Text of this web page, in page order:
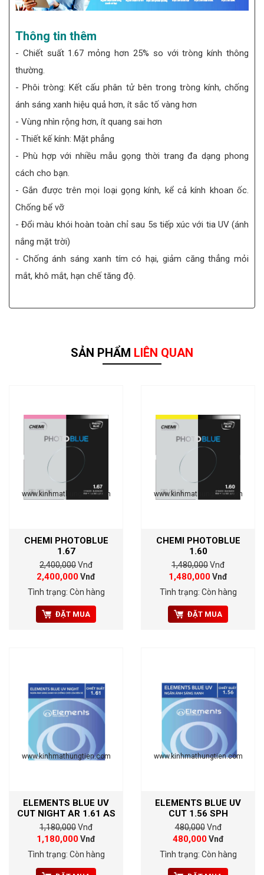
Thông tin thêm
- Chiết suất 1.67 mỏng hơn 25% so với tròng kính thông
thường.
- Phôi tròng: Kết cấu phân tử bên trong tròng kính, chống
ánh sáng xanh hiệu quả hơn, ít sắc tố vàng hơn
- Vùng nhìn rộng hơn, ít quang sai hơn
- Thiết kế kính: Mặt phẳng
- Phù hợp với nhiều mẫu gọng thời trang đa dạng phong
cách cho bạn.
- Gắn được trên mọi loại gọng kính, kể cả kính khoan ốc.
Chống bể vỡ
- Đổi màu khói hoàn toàn chỉ sau 5s tiếp xúc với tia UV (ánh
nắng mặt trời)
- Chống ánh sáng xanh tím có hại, giảm căng thẳng mỏi
mắt, khô mắt, hạn chế tăng độ.
SẢN PHẨM LIÊN QUAN
www.kinhmathungtien.com
CHEMI PHOTOBLUE
1.67
2,400,000Vnđ
2,400,000Vnđ
Tình trạng: Còn hàng
ĐẶT MUA
www.kinhmathungtien.com
CHEMI PHOTOBLUE
1.60
1,480,000Vnđ
1,480,000Vnđ
Tình trạng: Còn hàng
ĐẶT MUA
www.kinhmathungtien.com
ELEMENTS BLUE UV
CUT NIGHT AR 1.61 AS
1,180,000Vnđ
1,180,000Vnđ
Tình trạng: Còn hàng
www.kinhmathungtien.com
ELEMENTS BLUE UV
CUT 1.56 SPH
480,000Vnđ
480,000Vnđ
Tình trạng: Còn hàng